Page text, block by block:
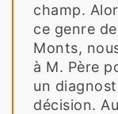
champ.
ce genre
Monts,
à M. Père
un
décision.